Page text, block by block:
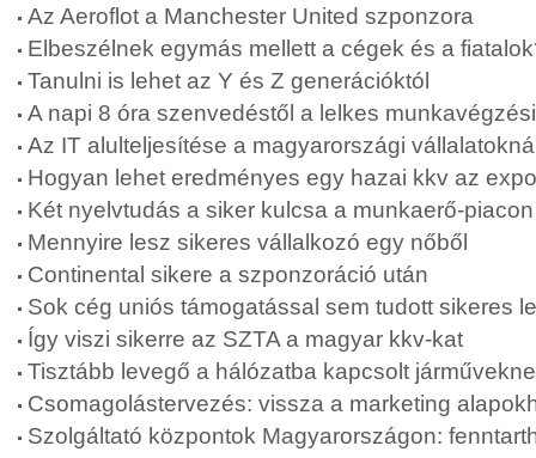
Az Aeroflot a Manchester United szponzora
Elbeszélnek egymás mellett a cégek és a
Tanulni is lehet az Y és Z generációktól
A napi 8 óra szenvedéstől a lelkes
Az IT alulteljesítése a magyarországi
Hogyan lehet eredményes egy hazai kkv az
Két nyelvtudás a siker kulcsa a munkaerő-piacon
Mennyire lesz sikeres vállalkozó egy nőből
Continental sikere a szponzoráció után
Sok cég uniós támogatással sem tudott sikeres
Így viszi sikerre az SZTA a magyar kkv-kat
Tisztább levegő a hálózatba kapcsolt
Csomagolástervezés: vissza a marketing
Szolgáltató központok Magyarországon: